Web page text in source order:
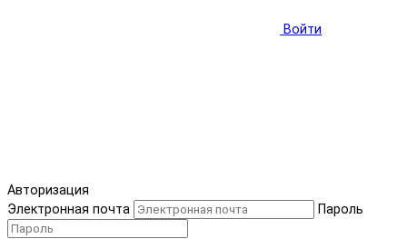
Войти
Авторизация
Электронная почта
Пароль